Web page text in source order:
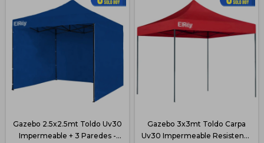
Gazebo 2.5x2.5mt Toldo Uv30
Impermeable + 3 Paredes -
Gazebo 3x3mt Toldo Carpa
Uv30 Impermeable Resistente